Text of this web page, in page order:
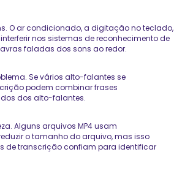
O ar condicionado, a digitação no teclado,
nos sistemas de reconhecimento de
faladas dos sons ao redor.
Se vários alto-falantes se
podem combinar frases
dos alto-falantes.
Alguns arquivos MP4 usam
o tamanho do arquivo, mas isso
de transcrição confiam para identificar